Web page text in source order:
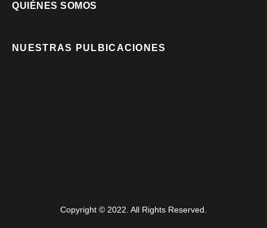
QUIÉNES SOMOS
NUESTRAS PULBICACIONES
Copyright © 2022. All Rights Reserved.